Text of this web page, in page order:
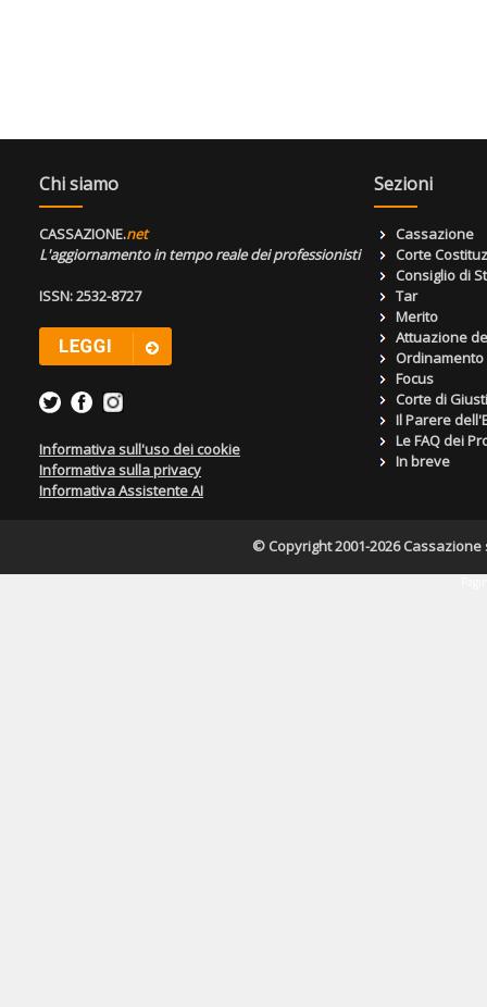
Chi siamo
CASSAZIONE.net
L'aggiornamento in tempo reale dei professionisti
ISSN: 2532-8727
Informativa sull'uso dei cookie
Informativa sulla privacy
Informativa Assistente AI
Sezioni
Cassazione
Corte
Consiglio di
Tar
Merito
Attuazione
Focus
Corte di
Il Parere
Le FAQ dei
In breve
© Copyright 2001-2026 Cassazione